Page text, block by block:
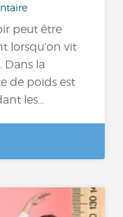
peut être
lorsqu’on vit
Dans la
de poids est
les...